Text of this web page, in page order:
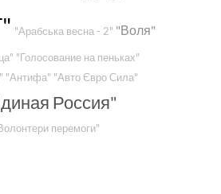
"Арабська весна - 2" "Воля"
"Голосование на пеньках"
"Антифа" "Авто Євро Сила"
Россия"
перемоги"